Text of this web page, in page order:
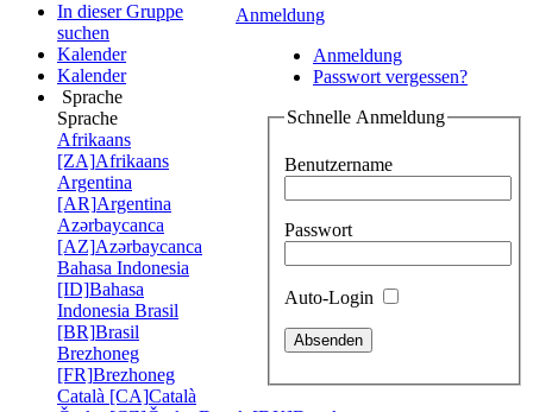
Anmeldung
Anmeldung
Passwort vergessen?
Schnelle Anmeldung
Benutzername
Passwort
Auto-Login
In dieser Gruppe
suchen
Kalender
Kalender
Sprache
Sprache
Afrikaans
[ZA]Afrikaans
Argentina
[AR]Argentina
Azərbaycanca
[AZ]Azərbaycanca
Bahasa Indonesia
[ID]Bahasa
Indonesia Brasil
[BR]Brasil
Brezhoneg
[FR]Brezhoneg
Català [CA]Català